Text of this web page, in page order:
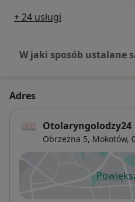
+ 24 usługi
W jaki sposób ustalane
Adres
Otolaryngolodzy24
Obrzeżna 5, Mokotów,